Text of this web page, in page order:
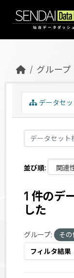
グループ
データセッ
並び順
1 件のデ
した
グループ: そ
フィルタ結果